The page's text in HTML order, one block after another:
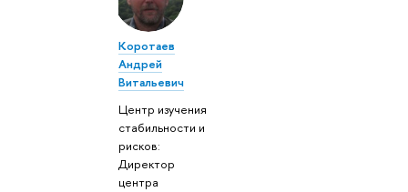
Коротаев
Андрей
Витальевич
Центр изучения
стабильности и
рисков:
Директор
центра